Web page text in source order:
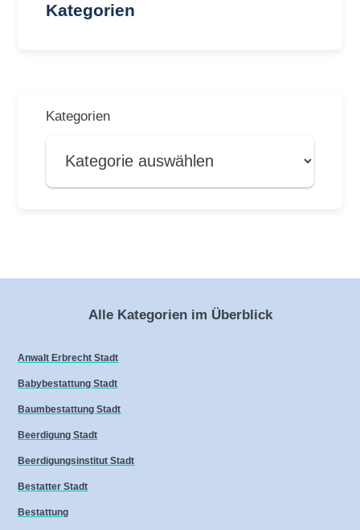
Kategorien
Kategorien
Alle Kategorien im Überblick
Anwalt Erbrecht Stadt
Babybestattung Stadt
Baumbestattung Stadt
Beerdigung Stadt
Beerdigungsinstitut Stadt
Bestatter Stadt
Bestattung